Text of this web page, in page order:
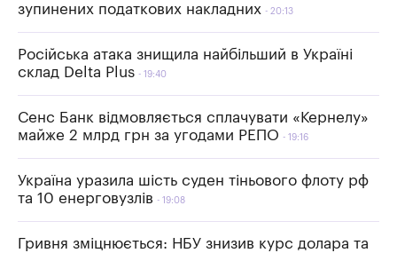
зупинених податкових накладних
20:13
Російська атака знищила найбільший в Україні
склад Delta Plus
19:40
Сенс Банк відмовляється сплачувати «Кернелу»
майже 2 млрд грн за угодами РЕПО
19:16
Україна уразила шість суден тіньового флоту рф
та 10 енерговузлів
19:08
Гривня зміцнюється: НБУ знизив курс долара та